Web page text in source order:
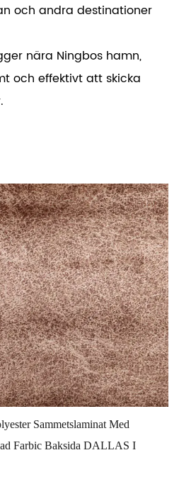
och andra destinationer
nära Ningbos hamn,
och effektivt att skicka
Sammetslaminat Med
Farbic Baksida DALLAS I